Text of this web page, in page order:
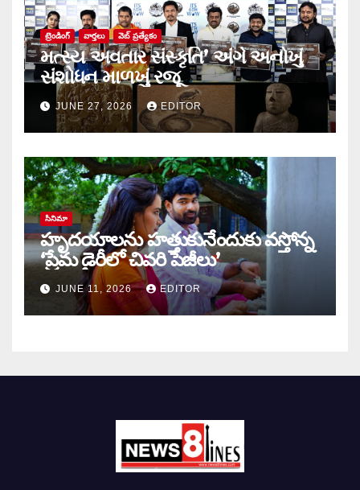
ట్రెండింగ్ వార్త‌లు వెబ్ ప్రత్యేకం
મત્સ્ય અવતાર સંસ્કૃતિ’ અંગે અનોખું
સંશોધન માળખું રજૂ
JUNE 27, 2026 EDITOR
సినిమా
హృదయాలను హత్తుకునేందుకు వస్తోన్న
‘ప్రేమ డైరీలో చివరి పేజీలు’
JUNE 11, 2026 EDITOR